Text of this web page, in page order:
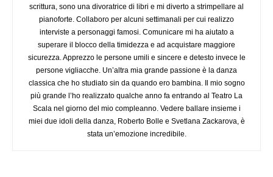
scrittura, sono una divoratrice di libri e mi diverto a strimpellare al
pianoforte. Collaboro per alcuni settimanali per cui realizzo
interviste a personaggi famosi. Comunicare mi ha aiutato a
superare il blocco della timidezza e ad acquistare maggiore
sicurezza. Apprezzo le persone umili e sincere e detesto invece le
persone vigliacche. Un’altra mia grande passione è la danza
classica che ho studiato sin da quando ero bambina. Il mio sogno
più grande l’ho realizzato qualche anno fa entrando al Teatro La
Scala nel giorno del mio compleanno. Vedere ballare insieme i
miei due idoli della danza, Roberto Bolle e Svetlana Zackarova, è
stata un’emozione incredibile.